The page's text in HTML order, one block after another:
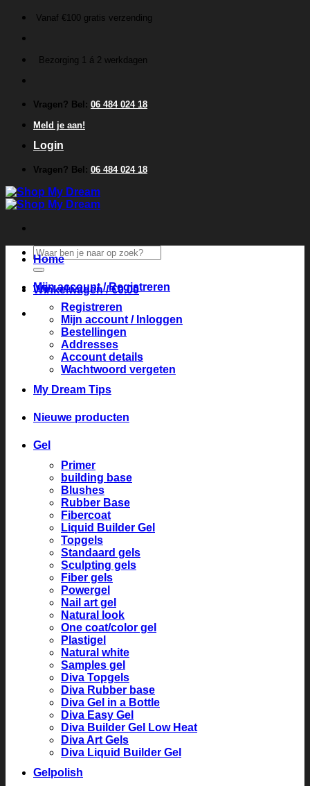
inhoud
Vanaf €100 gratis verzending
Bezorging 1 á 2 werkdagen
Vragen? Bel: 06 484 024 18
Meld je aan!
Login
Vragen? Bel: 06 484 024 18
Zoeken
naar:
Winkelwagen /€0.00
Home
Mijn account / Registreren
Registreren
Mijn account / Inloggen
Bestellingen
Addresses
Account details
Wachtwoord vergeten
My Dream Tips
Nieuwe producten
Gel
Primer
building base
Blushes
Rubber Base
Fibercoat
Liquid Builder Gel
Topgels
Standaard gels
Sculpting gels
Fiber gels
Powergel
Nail art gel
Natural look
One coat/color gel
Plastigel
Natural white
Samples gel
Diva Topgels
Diva Rubber base
Diva Gel in a Bottle
Diva Easy Gel
Diva Builder Gel Low Heat
Diva Art Gels
Diva Liquid Builder Gel
Gelpolish